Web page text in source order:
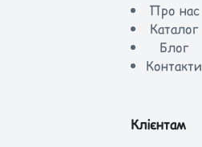
Про нас
Каталог
Блог
Контакти
Клієнтам